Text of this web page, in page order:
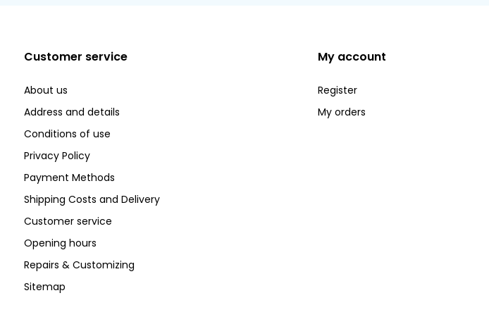
Customer service
About us
Address and details
Conditions of use
Privacy Policy
Payment Methods
Shipping Costs and Delivery
Customer service
Opening hours
Repairs & Customizing
Sitemap
My account
Register
My orders